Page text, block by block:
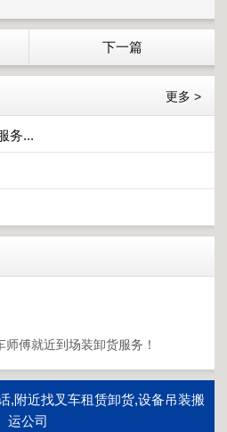
下一篇
更多 >
务...
傅就近到场装卸货服务！
,附近找叉车租赁卸货,设备吊装搬
运公司